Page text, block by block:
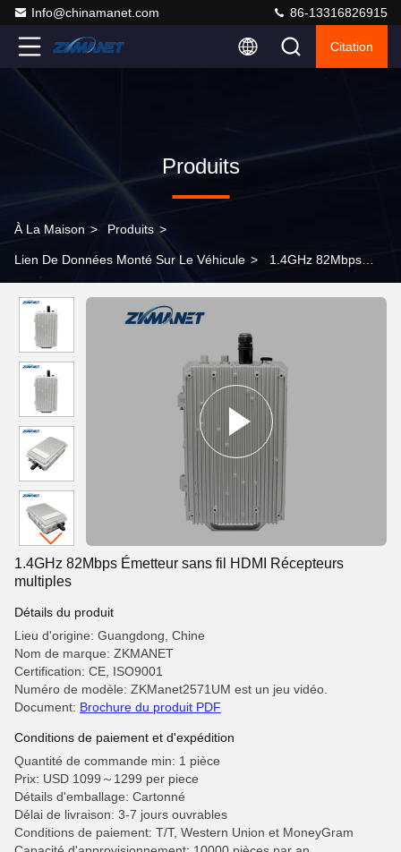
Info@chinamanet.com 86-13316826915
Citation
Produits
À La Maison > Produits >
Lien De Données Monté Sur Le Véhicule > 1.4GHz 82Mbps
1.4GHz 82Mbps Émetteur sans fil HDMI Récepteurs
multiples
Détails du produit
Lieu d'origine: Guangdong, Chine
Nom de marque: ZKMANET
Certification: CE, ISO9001
Numéro de modèle: ZKManet2571UM est un jeu vidéo.
Document: Brochure du produit PDF
Conditions de paiement et d'expédition
Quantité de commande min: 1 pièce
Prix: USD 1099～1299 per piece
Détails d'emballage: Cartonné
Délai de livraison: 3-7 jours ouvrables
Conditions de paiement: T/T, Western Union et MoneyGram